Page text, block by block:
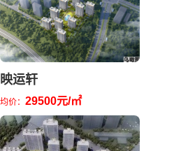
映运轩
均价： 29500元/㎡